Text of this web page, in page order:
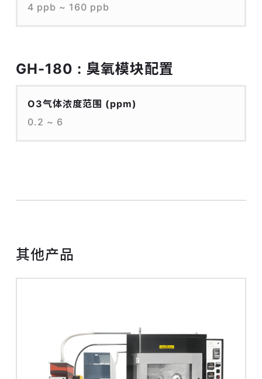
4 ppb ~ 160 ppb
GH-180 : 臭氧模块配置
O3气体浓度范围 (ppm)
0.2 ~ 6
其他产品